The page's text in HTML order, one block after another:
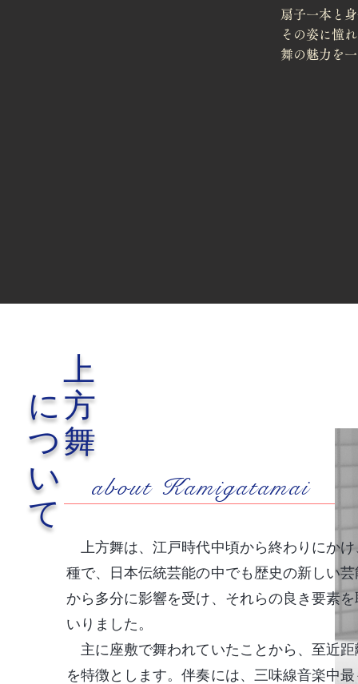
扇子一本と
その姿に憧
舞の魅力を
上
に方
つ舞
い
て
about Kamigatamai
上方舞は、江戸時代中頃から終わりにか
種で、
日本伝統芸能の中でも歴史の新しい
から多分に影響を受け、それらの良き要素
いりました。
主に座敷で舞われていたことから、至近
を特徴とします。伴奏には、三味線音楽中